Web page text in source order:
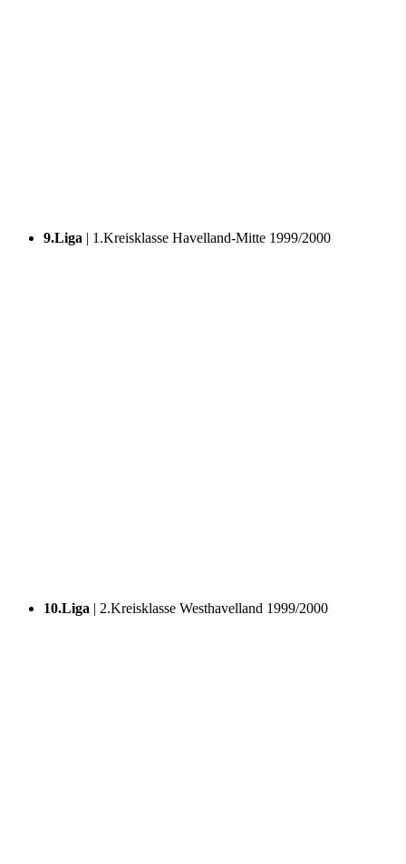
9.Liga | 1.Kreisklasse Havelland-Mitte 1999/2000
10.Liga | 2.Kreisklasse Westhavelland 1999/2000